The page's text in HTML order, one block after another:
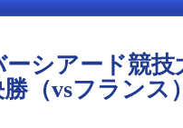
シアード競技
（vsフランス